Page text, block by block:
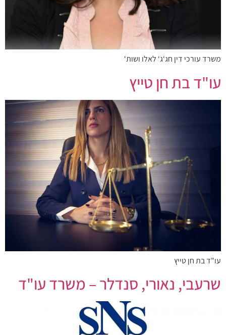
משרד עורכי דין חג‘ג‘ לאלו ושות‘
עו"ד בת חן טייץ
עו"ד בת חן טייץ
שרעבי, נאורי, סנדלר – משרד עו"ד